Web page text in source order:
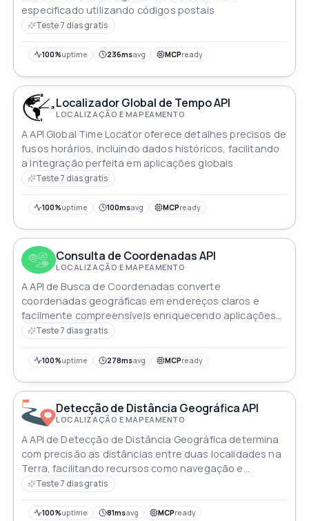
especificado utilizando códigos postais
Teste 7 dias gratis
100%uptime 236msavg MCPready
Localizador Global de Tempo API
LOCALIZAÇÃO E MAPEAMENTO
A API Global Time Locator oferece detalhes precisos de
fusos horários, incluindo dados históricos, facilitando
a integração perfeita em aplicações globais
Teste 7 dias gratis
100%uptime 100msavg MCPready
Consulta de Coordenadas API
LOCALIZAÇÃO E MAPEAMENTO
A API de Busca de Coordenadas converte
coordenadas geográficas em endereços claros e
facilmente compreensíveis enriquecendo aplicações
baseadas em localização com precisão rapidez e
Teste 7 dias gratis
100%uptime 278msavg MCPready
Detecção de Distância Geográfica API
LOCALIZAÇÃO E MAPEAMENTO
A API de Detecção de Distância Geográfica determina
com precisão as distâncias entre duas localidades na
Terra, facilitando recursos como navegação e
otimização logística
Teste 7 dias gratis
100%uptime 81msavg MCPready